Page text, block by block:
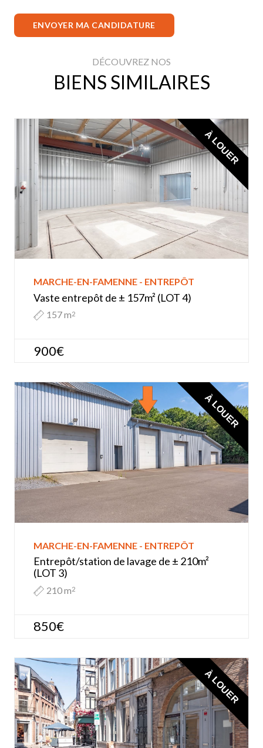
ENVOYER MA CANDIDATURE
DÉCOUVREZ NOS
BIENS SIMILAIRES
MARCHE-EN-FAMENNE - ENTREPÔT
Vaste entrepôt de ± 157m² (LOT 4)
157 m2
900€
À LOUER
MARCHE-EN-FAMENNE - ENTREPÔT
Entrepôt/station de lavage de ± 210m²
(LOT 3)
210 m2
850€
À LOUER
À LOUER